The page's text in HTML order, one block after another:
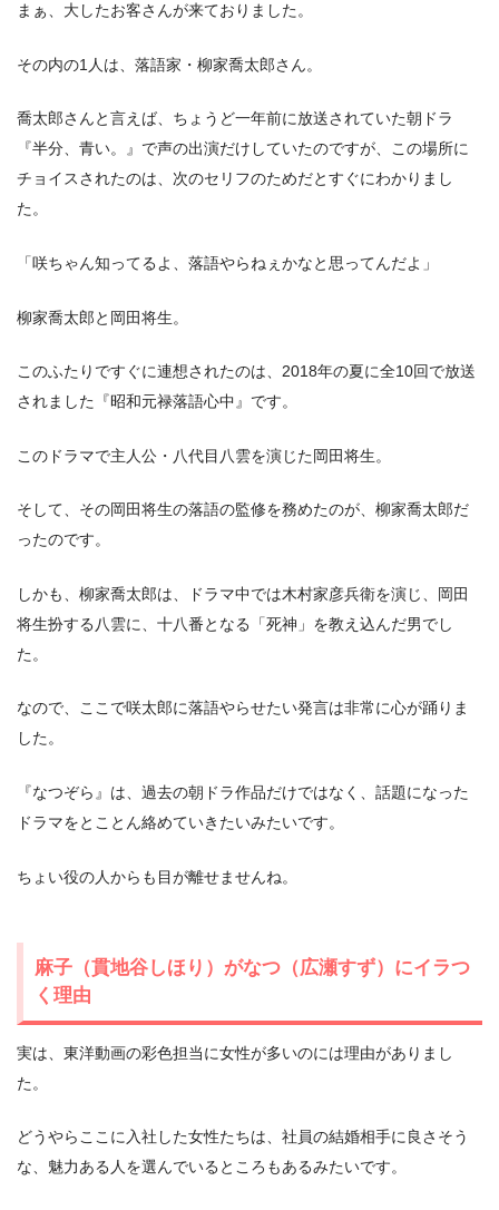
まぁ、大したお客さんが来ておりました。
その内の1人は、落語家・柳家喬太郎さん。
喬太郎さんと言えば、ちょうど一年前に放送されていた朝ドラ
『半分、青い。』で声の出演だけしていたのですが、この場所に
チョイスされたのは、次のセリフのためだとすぐにわかりまし
た。
「咲ちゃん知ってるよ、落語やらねぇかなと思ってんだよ」
柳家喬太郎と岡田将生。
このふたりですぐに連想されたのは、2018年の夏に全10回で放送
されました『昭和元禄落語心中』です。
このドラマで主人公・八代目八雲を演じた岡田将生。
そして、その岡田将生の落語の監修を務めたのが、柳家喬太郎だ
ったのです。
しかも、柳家喬太郎は、ドラマ中では木村家彦兵衛を演じ、岡田
将生扮する八雲に、十八番となる「死神」を教え込んだ男でし
た。
なので、ここで咲太郎に落語やらせたい発言は非常に心が踊りま
した。
『なつぞら』は、過去の朝ドラ作品だけではなく、話題になった
ドラマをとことん絡めていきたいみたいです。
ちょい役の人からも目が離せませんね。
麻子（貫地谷しほり）がなつ（広瀬すず）にイラつ
く理由
実は、東洋動画の彩色担当に女性が多いのには理由がありまし
た。
どうやらここに入社した女性たちは、社員の結婚相手に良さそう
な、魅力ある人を選んでいるところもあるみたいです。